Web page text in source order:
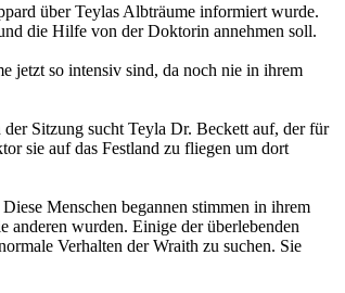
über Teylas Albträume informiert wurde.
die Hilfe von der Doktorin annehmen soll.
jetzt so intensiv sind, da noch nie in ihrem
Sitzung sucht Teyla Dr. Beckett auf, der für
sie auf das Festland zu fliegen um dort
Menschen begannen stimmen in ihrem
wurden. Einige der überlebenden
Verhalten der Wraith zu suchen. Sie